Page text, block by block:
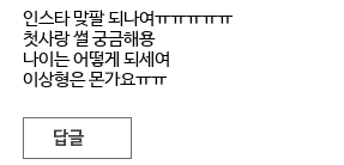
인스타 맞팔 되나여ㅠㅠㅠㅠㅠ
첫사랑 썰 궁금해용
나이는 어떻게 되세여
이상형은 몬가요ㅠㅠ
답글